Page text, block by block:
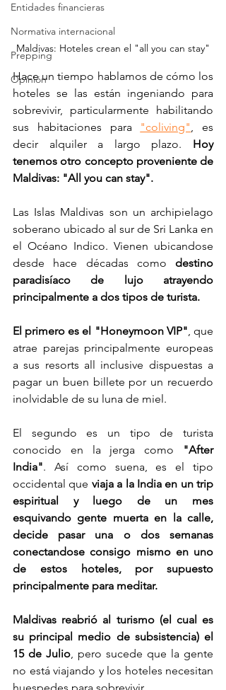
Entidades financieras
Normativa internacional
Prepping
Opinión
Maldivas: Hoteles crean el "all you can stay"
Hace un tiempo hablamos de cómo los
hoteles se las están ingeniando para
sobrevivir, particularmente habilitando
sus habitaciones para "coliving", es
decir alquiler a largo plazo. Hoy
tenemos otro concepto proveniente de
Maldivas: "All you can stay".
Las Islas Maldivas son un archipielago
soberano ubicado al sur de Sri Lanka en
el Océano Indico. Vienen ubicandose
desde hace décadas como destino
paradisíaco de lujo atrayendo
principalmente a dos tipos de turista.
El primero es el "Honeymoon VIP", que
atrae parejas principalmente europeas
a sus resorts all inclusive dispuestas a
pagar un buen billete por un recuerdo
inolvidable de su luna de miel.
El segundo es un tipo de turista
conocido en la jerga como
"After
India". Así como suena, es el tipo
occidental que viaja a la India en un trip
espiritual y luego de un mes
esquivando gente muerta en la calle,
decide pasar una o dos semanas
conectandose consigo mismo en uno
de estos hoteles, por supuesto
principalmente para meditar.
Maldivas reabrió al turismo (el cual es
su principal medio de subsistencia) el
15 de Julio, pero sucede que la gente
no está viajando y los hoteles necesitan